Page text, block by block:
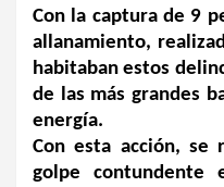
Con la captura de 9
allanamiento,
habitaban estos
de las más grandes
energía.
Con esta acción, se
golpe contundente